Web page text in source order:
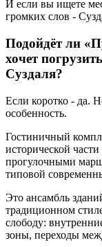
И если вы ищете
громких слов -
Подойдёт ли
хочет
Суздаля?
Если коротко - да.
особенность.
Гостиничный
исторической
прогулочными
типовой
Это ансамбль
традиционном
слободу:
зоны, переходы